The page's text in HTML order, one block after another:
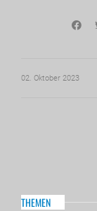
02. Oktober 2023
THEMEN